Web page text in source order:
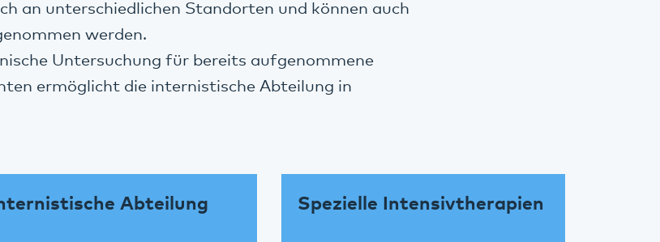
an unterschiedlichen Standorten und können auch
werden.
Untersuchung für bereits aufgenommene
ermöglicht die internistische Abteilung in
Abteilung Spezielle Intensivtherapien